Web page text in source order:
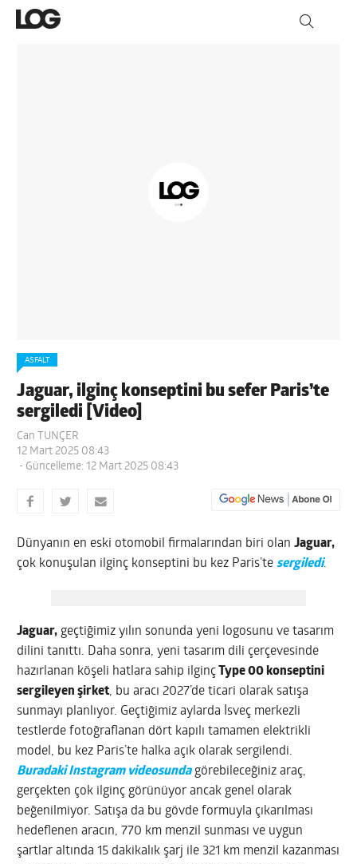
ASFALT
Jaguar, ilginç konseptini bu sefer Paris’te
sergiledi [Video]
Can TUNÇER
12 Mart 2025 08:43
- Güncelleme: 12 Mart 2025 08:43
Dünyanın en eski otomobil firmalarından biri olanJaguar,
çok konuşulan ilginç konseptini bu kez Paris’tesergiledi.
Jaguar, geçtiğimiz yılın sonunda yeni logosunu ve tasarım
dilini tanıttı. Daha sonra, yeni tasarım dili çerçevesinde
hazırlanan köşeli hatlara sahip ilginç Type 00 konseptini
sergileyen şirket, bu aracı 2027’de ticari olarak satışa
sunmayı planlıyor. Geçtiğimiz aylarda İsveç merkezli
testlerde fotoğraflanan dört kapılı tamamen elektrikli
model, bu kez Paris’te halka açık olarak sergilendi.
Buradaki Instagram videosundagörebileceğiniz araç,
gerçekten çok ilginç görünüyor ancak genel olarak
beğenilmiyor. Satışa da bu gövde formuyla çıkarılması
hedeflenen aracın, 770 km menzil sunması ve uygun
şartlar altında 15 dakikalık şarj ile 321 km menzil kazanması